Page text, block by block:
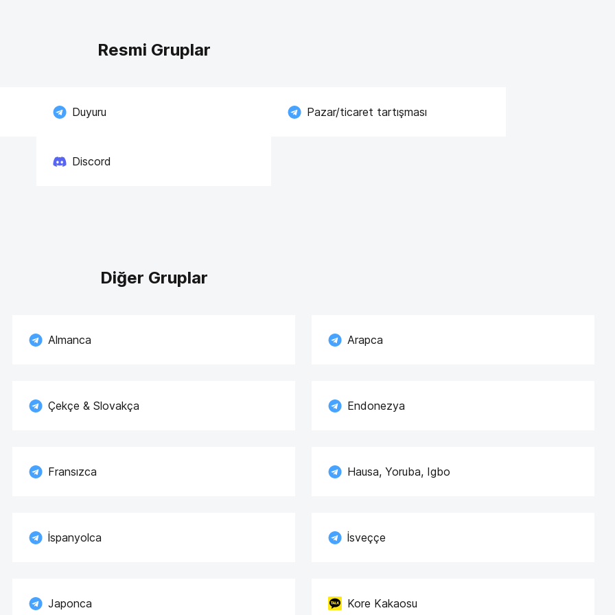
Resmi Gruplar
Duyuru Pazar/ticaret tartışması
Discord
Diğer Gruplar
Almanca Arapca
Çekçe & Slovakça Endonezya
Fransızca Hausa, Yoruba, Igbo
İspanyolca İsveççe
Japonca Kore Kakaosu